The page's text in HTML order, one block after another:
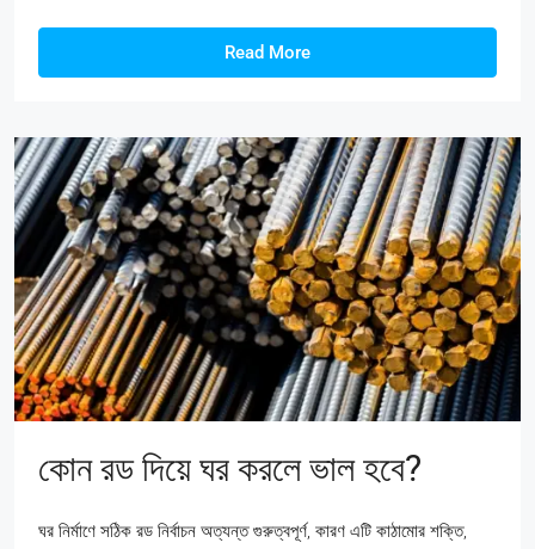
Read More
কোন রড দিয়ে ঘর করলে ভাল হবে?
ঘর নির্মাণে সঠিক রড নির্বাচন অত্যন্ত গুরুত্বপূর্ণ, কারণ এটি কাঠামোর শক্তি,